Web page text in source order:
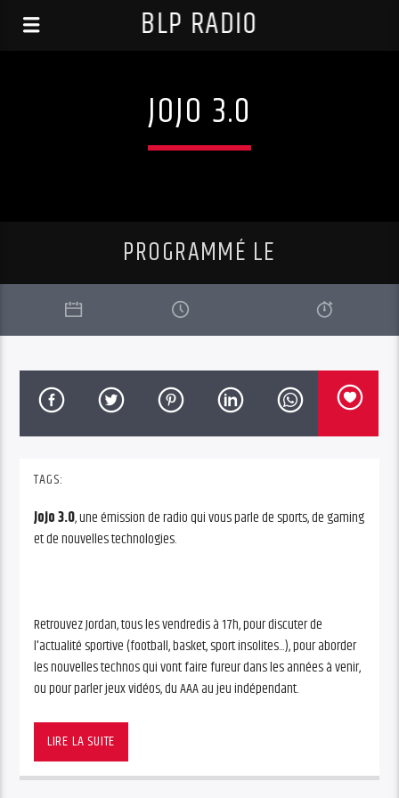
BLP RADIO
JOJO 3.0
PROGRAMMÉ LE
TAGS:
Jojo 3.0, une émission de radio qui vous parle de sports, de gaming
et de nouvelles technologies.
Retrouvez Jordan, tous les vendredis à 17h, pour discuter de
l'actualité sportive (football, basket, sport insolites...), pour aborder
les nouvelles technos qui vont faire fureur dans les années à venir,
ou pour parler jeux vidéos, du AAA au jeu indépendant.
et de nouvelles technologies.
Retrouvez Jordan, tous les vendredis à 17h, pour discuter de
LIRE LA SUITE